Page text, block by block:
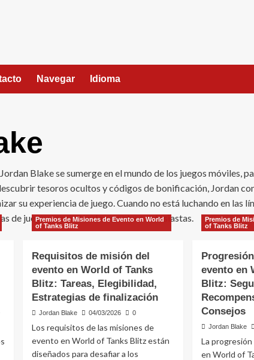
Navegar Idioma
Blake se sumerge en el mundo de los juegos móviles,
tesoros ocultos y códigos de bonificación, Jordan
su experiencia de juego. Cuando no está luchando en las
de juego y conectando con otros entusiastas.
Premios de Misiones de Evento en World
of Tanks Blitz
Requisitos de misión del
evento en World of Tanks
Blitz: Tareas, Elegibilidad,
Estrategias de finalización
Jordan Blake 04/03/2026 0
Los requisitos de las misiones de
evento en World of Tanks Blitz están
diseñados para desafiar a los
Premios de
of Tanks Blitz
evento en
Blitz:
Consejos
Jordan Blake
La
en World of